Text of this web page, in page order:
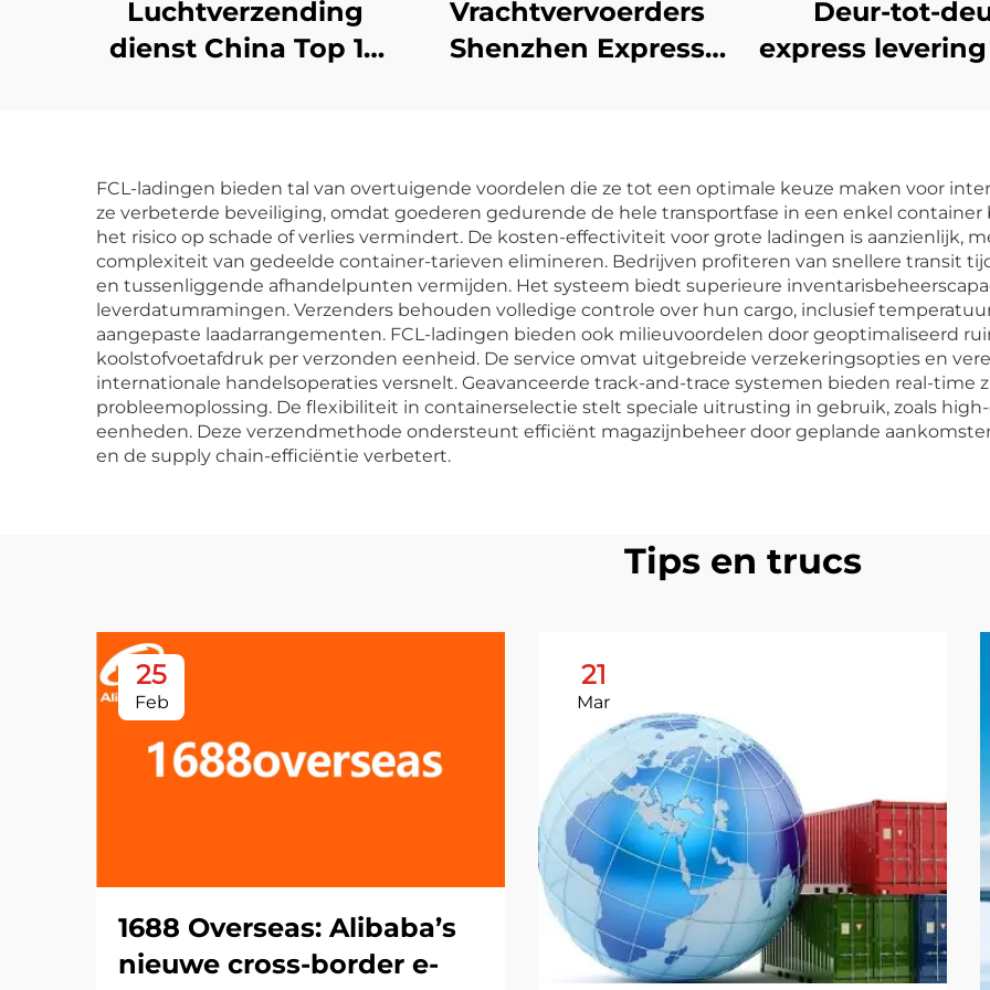
Luchtverzending
dienst China Top 10
Duitsland
Vrachtvervoerder
Deur-tot-deur
Vrachtvervoerders
Shenzhen Express
naar USA 5 - 7 dagen
Globale Koper
Deur-tot-
express
vracht van
naar Canada
FCL-ladingen bieden tal van overtuigende voordelen die ze tot een optimale keuze maken voor
ze verbeterde beveiliging, omdat goederen gedurende de hele transportfase in een enkel
het risico op schade of verlies vermindert. De kosten-effectiviteit voor grote ladingen is aanzienlijk,
complexiteit van gedeelde container-tarieven elimineren. Bedrijven profiteren van snellere transit
en tussenliggende afhandelpunten vermijden. Het systeem biedt superieure
leverdatumramingen. Verzenders behouden volledige controle over hun cargo, inclusief
aangepaste laadarrangementen. FCL-ladingen bieden ook milieuvoordelen door geoptimaliseerd
koolstofvoetafdruk per verzonden eenheid. De service omvat uitgebreide verzekeringsopties en
internationale handelsoperaties versnelt. Geavanceerde track-and-trace systemen bieden real-time
probleemoplossing. De flexibiliteit in containerselectie stelt speciale uitrusting in gebruik, zoals
eenheden. Deze verzendmethode ondersteunt efficiënt magazijnbeheer door geplande
en de supply chain-efficiëntie verbetert.
Tips en trucs
25
Feb
1688 Overseas: Alibaba’s
nieuwe cross-border e-
21
Mar